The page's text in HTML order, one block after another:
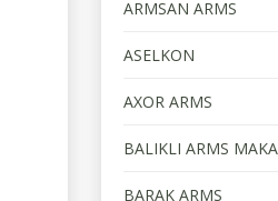
ARMSAN ARMS
ASELKON
AXOR ARMS
BALIKLI ARMS
BARAK ARMS